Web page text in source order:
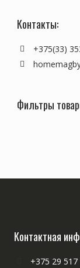
Контакты:
+375(33)
Фильтры
Контактная
+375 29 517